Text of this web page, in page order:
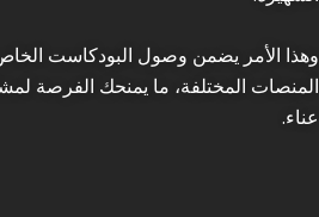
وهذا الأمر يضمن وصول البودكاست
المنصات المختلفة، ما يمنحك الفرصة
عناء.